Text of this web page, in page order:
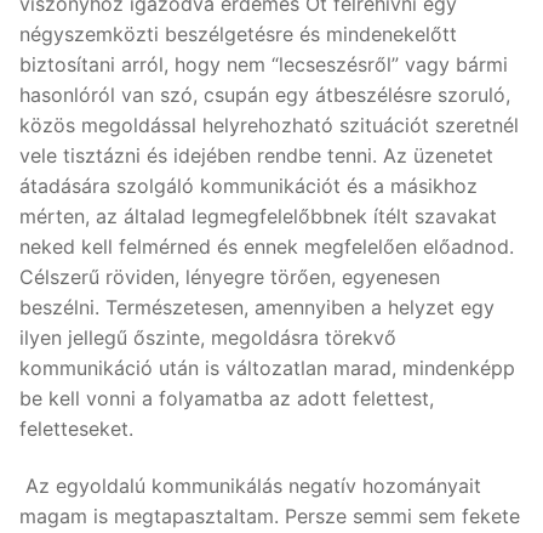
négyszemközti beszélgetésre és mindenekelőtt
biztosítani arról, hogy nem “lecseszésről” vagy bármi
hasonlóról van szó, csupán egy átbeszélésre szoruló,
közös megoldással helyrehozható szituációt szeretnél
vele tisztázni és idejében rendbe tenni. Az üzenetet
átadására szolgáló kommunikációt és a másikhoz
mérten, az általad legmegfelelőbbnek ítélt szavakat
neked kell felmérned és ennek megfelelően előadnod.
Célszerű röviden, lényegre törően, egyenesen
beszélni. Természetesen, amennyiben a helyzet egy
ilyen jellegű őszinte, megoldásra törekvő
kommunikáció után is változatlan marad, mindenképp
be kell vonni a folyamatba az adott felettest,
feletteseket.
Az egyoldalú kommunikálás negatív hozományait
magam is megtapasztaltam. Persze semmi sem fekete